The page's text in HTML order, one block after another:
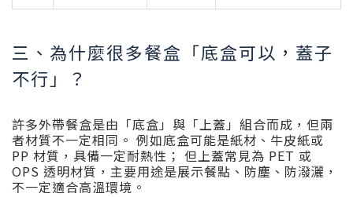
三、為什麼很多餐盒「底盒可以，蓋子
不行」？
許多外帶餐盒是由「底盒」與「上蓋」組合而成，但兩
者材質不一定相同。 例如底盒可能是紙材、牛皮紙或
PP 材質，具備一定耐熱性； 但上蓋常見為 PET 或
OPS 透明材質，主要用途是展示餐點、防塵、防潑灑，
不一定適合高溫環境。